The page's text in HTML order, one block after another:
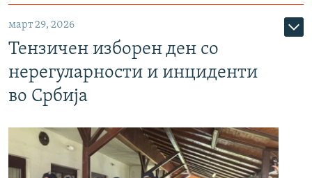
март 29, 2026
Тензичен изборен ден со
нерегуларности и инциденти
во Србија